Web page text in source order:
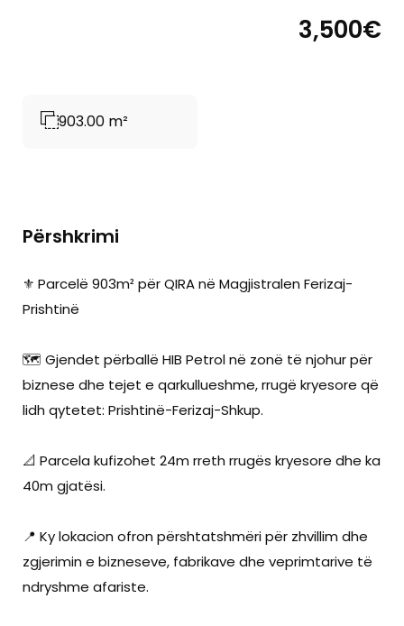
3,500€
903.00 m²
Përshkrimi
⚜️ Parcelë 903m² për QIRA në Magjistralen Ferizaj-
Prishtinë
🗺️ Gjendet përballë HIB Petrol në zonë të njohur për
biznese dhe tejet e qarkullueshme, rrugë kryesore që
lidh qytetet: Prishtinë-Ferizaj-Shkup.
📐 Parcela kufizohet 24m rreth rrugës kryesore dhe ka
40m gjatësi.
📍 Ky lokacion ofron përshtatshmëri për zhvillim dhe
zgjerimin e bizneseve, fabrikave dhe veprimtarive të
ndryshme afariste.